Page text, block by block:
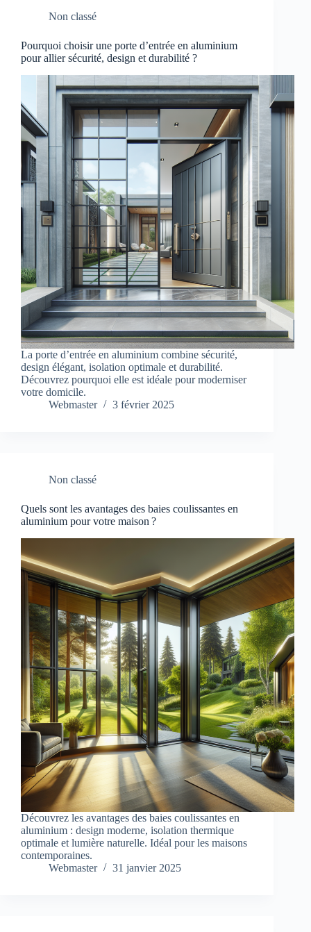
Non classé
Pourquoi choisir une porte d’entrée en aluminium
pour allier sécurité, design et durabilité ?
La porte d’entrée en aluminium combine sécurité,
design élégant, isolation optimale et durabilité.
Découvrez pourquoi elle est idéale pour moderniser
votre domicile.
Webmaster
3 février 2025
Non classé
Quels sont les avantages des baies coulissantes en
aluminium pour votre maison ?
Découvrez les avantages des baies coulissantes en
aluminium : design moderne, isolation thermique
optimale et lumière naturelle. Idéal pour les maisons
contemporaines.
Webmaster
31 janvier 2025